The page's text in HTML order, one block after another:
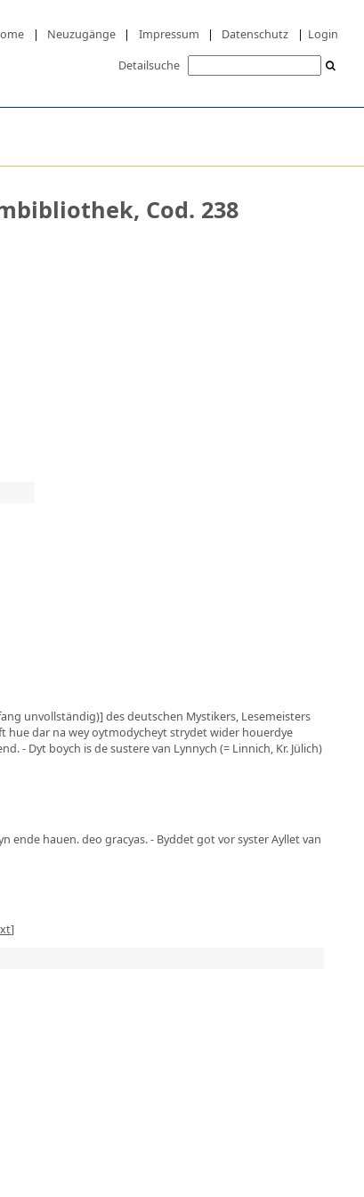
| Neuzugänge | Impressum | Datenschutz | Login
Detailsuche
Cod. 238
unvollständig)] des deutschen Mystikers, Lesemeisters
hue dar na wey oytmodycheyt strydet wider houerdye
- Dyt boych is de sustere van Lynnych (= Linnich, Kr. Jülich)
ende hauen. deo gracyas. - Byddet got vor syster Ayllet van
]